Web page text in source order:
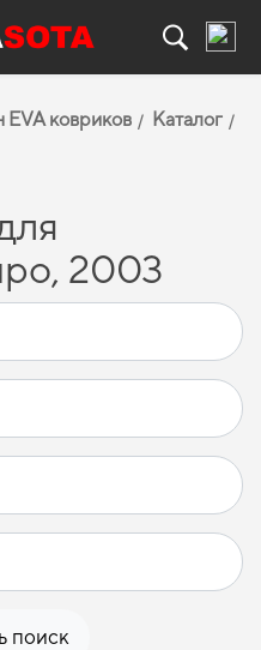
EVA ковриков
Каталог
2003
поиск